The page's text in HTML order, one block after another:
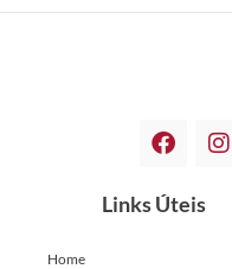
Links Úteis
Home